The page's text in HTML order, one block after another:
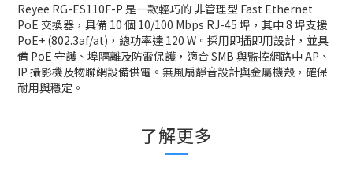
Reyee RG-ES110F-P 是一款輕巧的 非管理型 Fast Ethernet
PoE 交換器，具備 10 個 10/100 Mbps RJ-45 埠，其中 8 埠支援
PoE+ (802.3af/at)，總功率達 120 W。採用即插即用設計，並具
備 PoE 守護、埠隔離及防雷保護，適合 SMB 與監控網路中 AP、
IP 攝影機及物聯網設備供電。無風扇靜音設計與金屬機殼，確保
耐用與穩定。
了解更多